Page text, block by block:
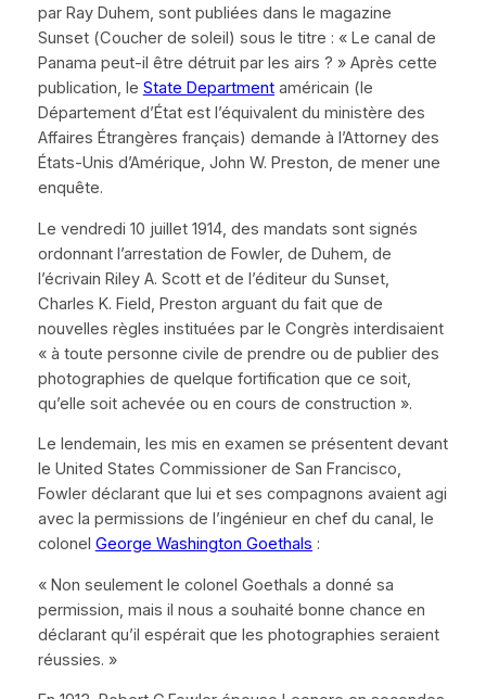
par Ray Duhem, sont publiées dans le magazine
Sunset(Coucher de soleil) sous le titre : « Le canal de
Panama peut-il être détruit par les airs ? »Après cette
publication, le State Departmentaméricain (le
Département d’État est l’équivalent du ministère des
Affaires Étrangères français) demande à l’Attorney des
États-Unis d’Amérique, John W. Preston, de mener une
enquête.
Le vendredi 10 juillet 1914, des mandats sont signés
ordonnant l’arrestation de Fowler, de Duhem, de
l’écrivain Riley A. Scott et de l’éditeur du Sunset,
Charles K. Field, Preston arguant du fait que de
nouvelles règles instituées par le Congrès interdisaient
« à toute personne civile de prendre ou de publier des
photographies de quelque fortification que ce soit,
qu’elle soit achevée ou en cours de construction ».
Le lendemain, les mis en examen se présentent devant
le United States Commissionerde San Francisco,
Fowler déclarant que lui et ses compagnons avaient agi
avec la permissions de l’ingénieur en chef du canal, le
colonel George Washington Goethals :
« Non seulement le colonel Goethals a donné sa
permission, mais il nous a souhaité bonne chance en
déclarant qu’il espérait que les photographies seraient
réussies. »